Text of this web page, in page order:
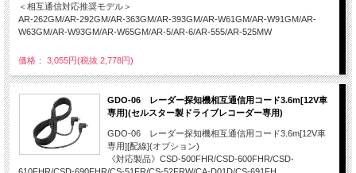
＜相互通信対応推奨モデル＞
AR-262GM/AR-292GM/AR-363GM/AR-393GM/AR-W61GM/AR-W91GM/AR-
W63GM/AR-W93GM/AR-W65GM/AR-5/AR-6/AR-555/AR-525MW
価格： 3,055円(税抜 2,778円)
GDO-06 レーダー探知機相互通信用コード3.6m[12V車
専用](セルスター製ドライブレコーダー専用)
GDO-06 レーダー探知機相互通信用コード3.6m[12V車
専用][配線](オプション)
《対応製品》CSD-500FHR/CSD-600FHR/CSD-